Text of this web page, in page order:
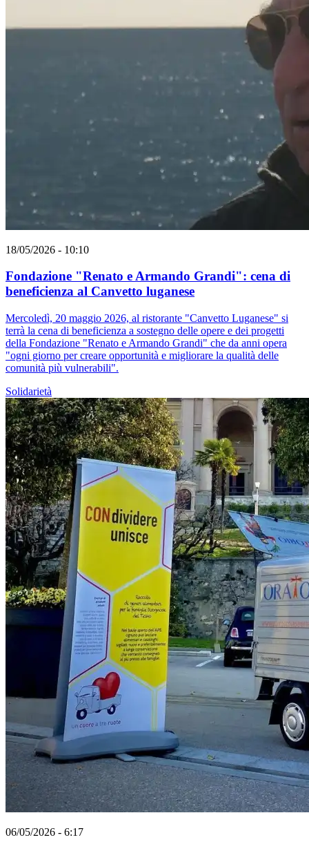
18/05/2026 - 10:10
Fondazione "Renato e Armando Grandi": cena di
beneficienza al Canvetto luganese
Mercoledì, 20 maggio 2026, al ristorante "Canvetto Luganese" si
terrà la cena di beneficienza a sostegno delle opere e dei progetti
della Fondazione "Renato e Armando Grandi" che da anni opera
"ogni giorno per creare opportunità e migliorare la qualità delle
comunità più vulnerabili".
Solidarietà
06/05/2026 - 6:17